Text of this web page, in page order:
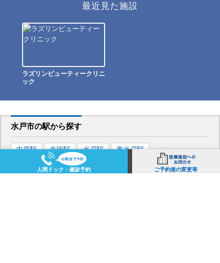
最近見た施設
ラズリンビューティークリニ
ック
水戸市の駅から探す
内原駅 赤塚駅 水戸駅 東水戸駅
水戸市の検査コースから探す
人間ドック・健診予約 ご予約後の変更等